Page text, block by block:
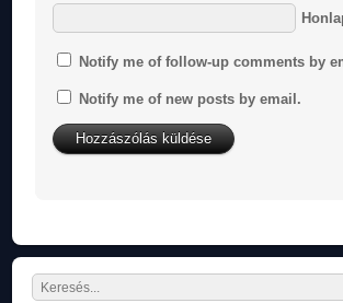
Notify me of follow-up comments by
Notify me of new posts by email.